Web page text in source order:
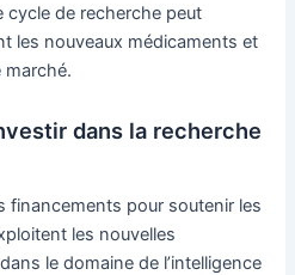
cycle de recherche peut
les nouveaux médicaments et
dans la recherche
financements pour soutenir les
les nouvelles
le domaine de l’intelligence